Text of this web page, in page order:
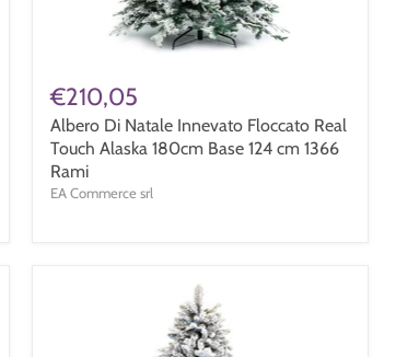
€210,05
Albero Di Natale Innevato Floccato Real
Touch Alaska 180cm Base 124 cm 1366
Rami
EA Commerce srl